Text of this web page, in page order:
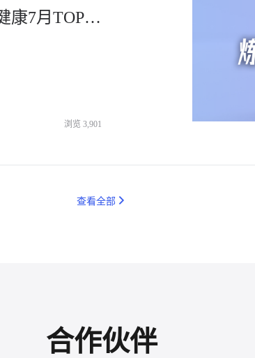
「炼丹炉指数」天猫超市&天猫国际&阿里健康7月TOP10品牌榜
浏览 3,901
查看全部
合作伙伴